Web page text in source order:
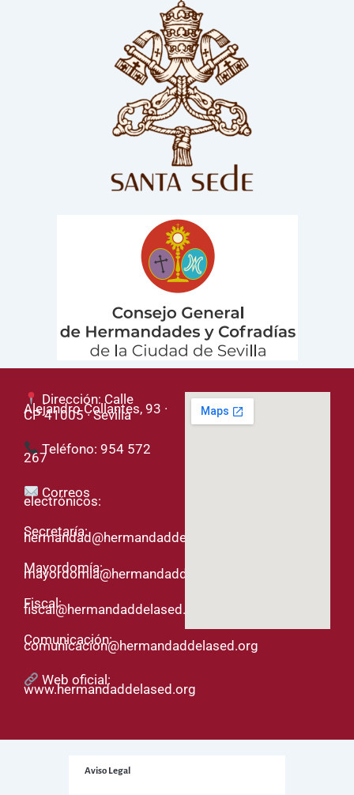
Dirección: Calle
Alejandro Collantes, 93 ·
CP 41005 · Sevilla
Teléfono: 954 572
267
Correos
electrónicos:
Secretaría:
hermandad@hermandaddelased.org
Mayordomía:
mayordomia@hermandaddelased.org
Fiscal:
fiscal@hermandaddelased.org
Comunicación:
comunicacion@hermandaddelased.org
Web oficial:
www.hermandaddelased.org
Aviso Legal